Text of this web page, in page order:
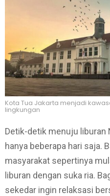
Kota Tua Jakarta menjadi
lingkungan
Detik-detik menuju liburan
hanya beberapa hari saja.
masyarakat sepertinya
liburan dengan suka ria.
sekedar ingin relaksasi